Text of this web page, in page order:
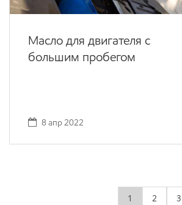
Масло для двигателя с
большим пробегом
8 апр 2022
1 2 3